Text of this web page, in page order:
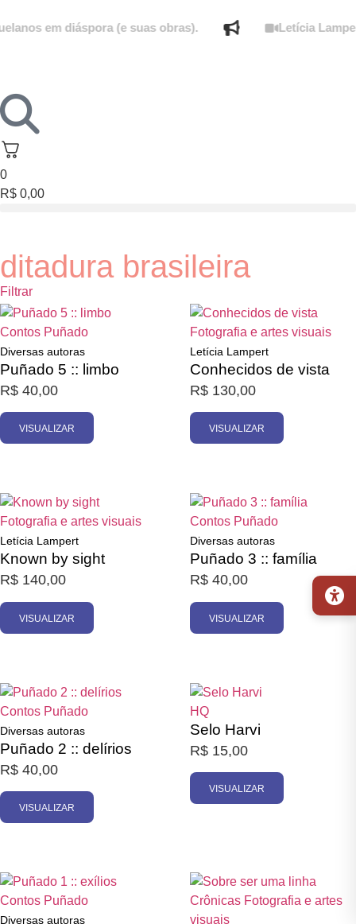
em diáspora (e suas obras). Letícia
0
R$ 0,00
ditadura brasileira
Filtrar
Promoção
Contos Puñado
Diversas autoras
Puñado 5 :: limbo
R$ 40,00
VISUALIZAR
Fotografia e artes visuais
Letícia Lampert
Conhecidos de vista
R$ 130,00
VISUALIZAR
Fotografia e artes visuais
Letícia Lampert
Known by sight
R$ 140,00
VISUALIZAR
Contos Puñado
Diversas autoras
Puñado 3 :: família
R$ 40,00
VISUALIZAR
Contos Puñado
Diversas autoras
Puñado 2 :: delírios
R$ 40,00
VISUALIZAR
HQ
Selo Harvi
R$ 15,00
VISUALIZAR
Contos Puñado
Diversas autoras
Crônicas Fotografia e artes
visuais